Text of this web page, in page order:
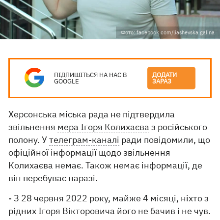
Фото: facebook.com/liashevska.galina
ПІДПИШІТЬСЯ НА НАС В
GOOGLE
ДОДАТИ
ЗАРАЗ
Херсонська міська рада не підтвердила
звільнення мера Ігоря Колихаєва з російського
полону. Утелеграм-каналі ради повідомили, що
офіційної інформації щодо звільнення
Колихаєва немає. Також немає інформації, де
він перебуває наразі.
- З 28 червня 2022 року, майже 4 місяці, ніхто з
рідних Ігоря Вікторовича його не бачив і не чув.